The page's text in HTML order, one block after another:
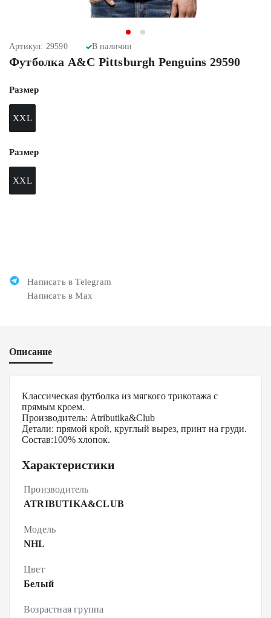
Артикул: 29590 В наличии
Футболка A&C Pittsburgh Penguins 29590
Размер
XXL
Размер
XXL
Написать в Telegram
Написать в Max
Описание
Классическая футболка из мягкого трикотажа с
прямым кроем.
Производитель: Atributika&Club
Детали: прямой крой, круглый вырез, принт на груди.
Состав:100% хлопок.
Характеристики
Производитель
ATRIBUTIKA&CLUB
Модель
NHL
Цвет
Белый
Возрастная группа